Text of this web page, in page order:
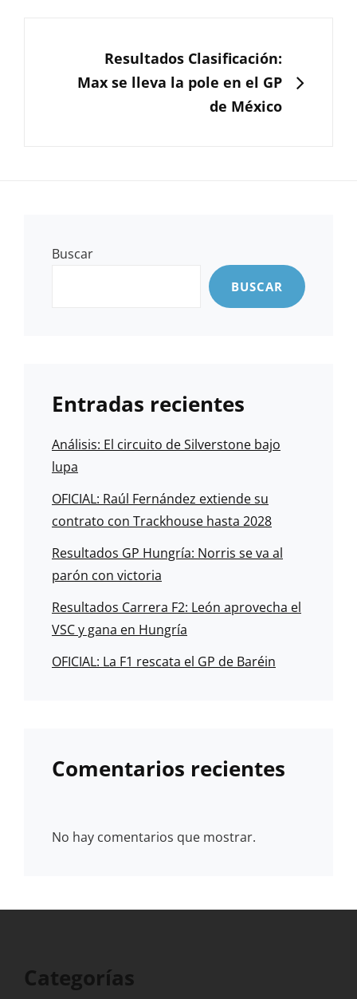
SIGUIENTEResultados Clasificación:
Max se lleva la pole en el GP
de México
Buscar
BUSCAR
Entradas recientes
Análisis: El circuito de Silverstone bajo
lupa
OFICIAL: Raúl Fernández extiende su
contrato con Trackhouse hasta 2028
Resultados GP Hungría: Norris se va al
parón con victoria
Resultados Carrera F2: León aprovecha el
VSC y gana en Hungría
OFICIAL: La F1 rescata el GP de Baréin
Comentarios recientes
No hay comentarios que mostrar.
Categorías